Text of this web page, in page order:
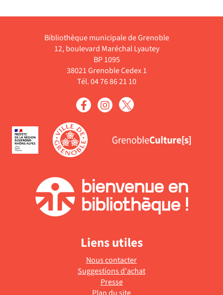
Bibliothèque municipale de Grenoble
12, boulevard Maréchal Lyautey
BP 1095
38021 Grenoble Cedex 1
Tél. 04 76 86 21 10
Liens utiles
Nous contacter
Suggestions d'achat
Presse